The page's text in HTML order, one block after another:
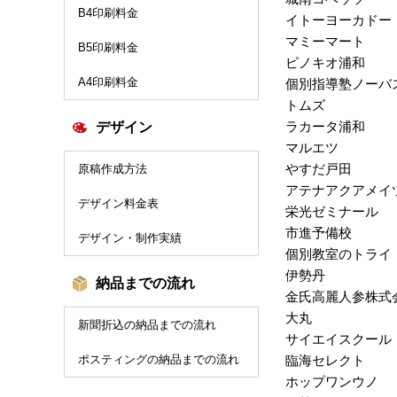
イトーヨーカドー
マミーマート
ピノキオ浦和
個別指導塾ノーバ
トムズ
ラカータ浦和
マルエツ
やすだ戸田
アテナアクアメイ
栄光ゼミナール
市進予備校
個別教室のトライ
伊勢丹
金氏高麗人参株式
大丸
サイエイスクール
臨海セレクト
ホップワンウノ
B4印刷料金
B5印刷料金
A4印刷料金
デザイン
原稿作成方法
デザイン料金表
デザイン・制作実績
納品までの流れ
新聞折込の納品までの流れ
ポスティングの納品までの流れ